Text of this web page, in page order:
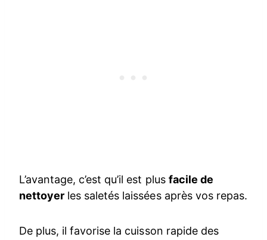
L’avantage, c’est qu’il est plus facile de
nettoyer les saletés laissées après vos repas.
De plus, il favorise la cuisson rapide des